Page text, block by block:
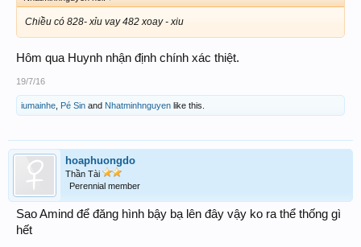
Chiều có 828- xỉu vay 482 xoay - xiu
Hôm qua Huynh nhận định chính xác thiệt.
19/7/16
iumainhe Pé Sin and Nhatminhnguyen like this.
hoaphuongdo
Thần Tài
Perennial member
Sao Amind để đăng hình bậy bạ lên đây vậy ko ra thể thống gì
hết